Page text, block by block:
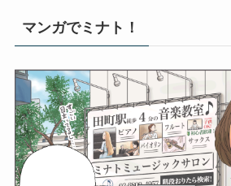
マンガでミナト！